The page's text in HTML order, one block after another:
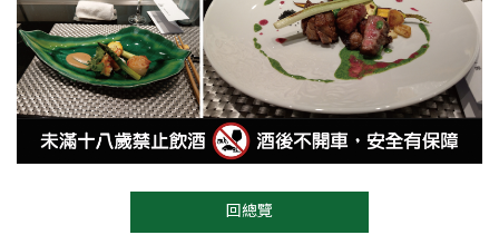
回總覽